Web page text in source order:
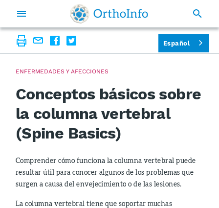
ENFERMEDADES Y AFECCIONES
Conceptos básicos sobre
la columna vertebral
(Spine Basics)
Comprender cómo funciona la columna vertebral puede
resultar útil para conocer algunos de los problemas que
surgen a causa del envejecimiento o de las lesiones.
La columna vertebral tiene que soportar muchas
Español